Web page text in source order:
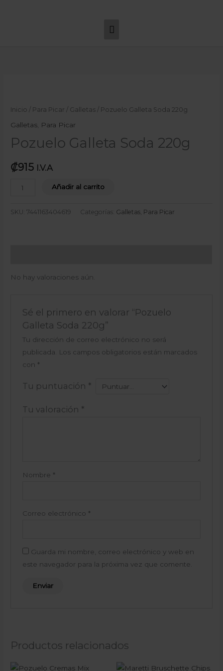
principal
Inicio / Para Picar / Galletas / Pozuelo Galleta Soda 220g
Galletas Para Picar
Pozuelo Galleta Soda 220g
₡915 I.V.A
Soda
220g
Añadir al carrito
SKU:7441163404619 Categorías: Galletas Para Picar
No hay valoraciones aún.
Sé el primero en valorar “Pozuelo
Galleta Soda 220g”
Tu dirección de correo electrónico no será
publicada.
Los campos obligatorios están marcados
con *
Tu puntuación *
Tu valoración *
Nombre *
Correo electrónico *
Guarda mi nombre, correo electrónico y web en
este navegador para la próxima vez que comente.
Productos relacionados